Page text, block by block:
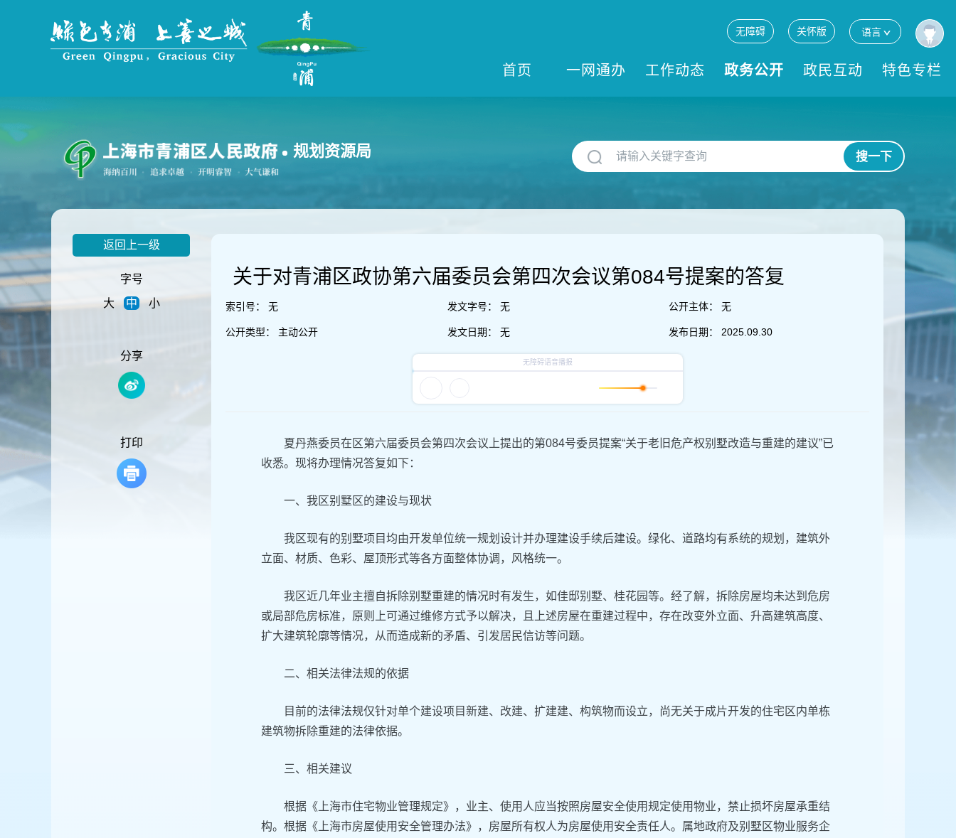
到
主
要
内
无障碍 关怀版 语言
首页 一网通办 工作动态 政务公开 政民互动 特色专栏
规划资源局 搜一下
返回上一级
字号
大
中 小
分享
打印
关于对青浦区政协第六届委员会第四次会议第084号提案的答复
索引号： 无
公开类型： 主动公开
发文字号： 无
发文日期： 无
公开主体： 无
发布日期： 2025.09.30
夏丹燕委员在区第六届委员会第四次会议上提出的第084号委员提案“关于老旧危产权别墅改造与重建的建议”已
收悉。现将办理情况答复如下：
一、我区别墅区的建设与现状
我区现有的别墅项目均由开发单位统一规划设计并办理建设手续后建设。绿化、道路均有系统的规划，建筑外
立面、材质、色彩、屋顶形式等各方面整体协调，风格统一。
我区近几年业主擅自拆除别墅重建的情况时有发生，如佳邸别墅、桂花园等。经了解，拆除房屋均未达到危房
或局部危房标准，原则上可通过维修方式予以解决，且上述房屋在重建过程中，存在改变外立面、升高建筑高度、
扩大建筑轮廓等情况，从而造成新的矛盾、引发居民信访等问题。
二、相关法律法规的依据
目前的法律法规仅针对单个建设项目新建、改建、扩建建、构筑物而设立，尚无关于成片开发的住宅区内单栋
建筑物拆除重建的法律依据。
三、相关建议
根据《上海市住宅物业管理规定》，业主、使用人应当按照房屋安全使用规定使用物业，禁止损坏房屋承重结
构。根据《上海市房屋使用安全管理办法》，房屋所有权人为房屋使用安全责任人。属地政府及别墅区物业服务企